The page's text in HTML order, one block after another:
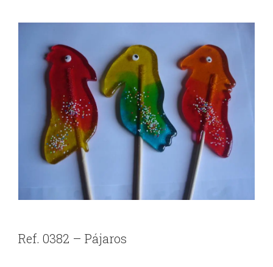
Ref. 0382 – Pájaros